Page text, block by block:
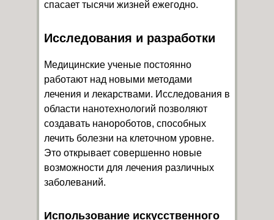
спасает тысячи жизней ежегодно.
Исследования и разработки
Медицинские ученые постоянно
работают над новыми методами
лечения и лекарствами. Исследования в
области нанотехнологий позволяют
создавать нанороботов, способных
лечить болезни на клеточном уровне.
Это открывает совершенно новые
возможности для лечения различных
заболеваний.
Использование искусственного